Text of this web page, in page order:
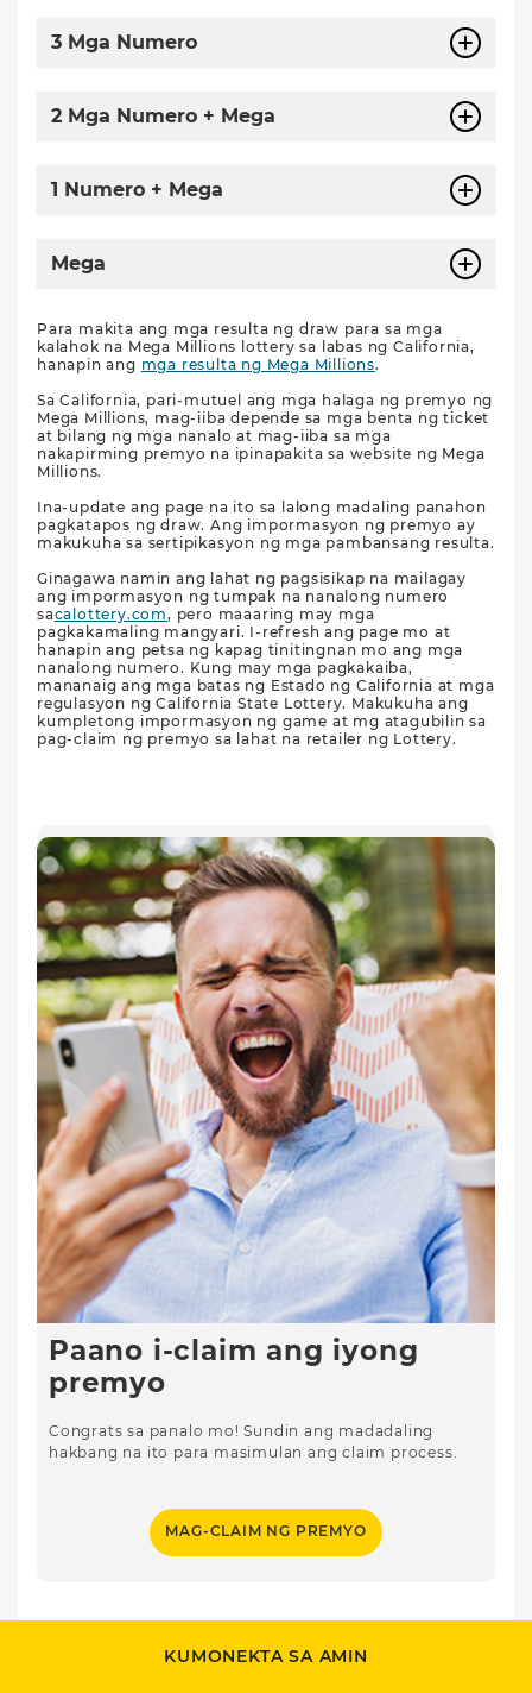
3 Mga Numero
2 Mga Numero + Mega
1 Numero + Mega
Mega
Para makita ang mga resulta ng draw para sa mga
kalahok na Mega Millions lottery sa labas ng California,
hanapin ang mga resulta ng Mega Millions.
Sa California, pari-mutuel ang mga halaga ng premyo ng
Mega Millions, mag-iiba depende sa mga benta ng ticket
at bilang ng mga nanalo at mag-iiba sa mga
nakapirming premyo na ipinapakita sa website ng Mega
Millions.
Ina-update ang page na ito sa lalong madaling panahon
pagkatapos ng draw. Ang impormasyon ng premyo ay
makukuha sa sertipikasyon ng mga pambansang resulta.
Ginagawa namin ang lahat ng pagsisikap na mailagay
ang impormasyon ng tumpak na nanalong numero
sacalottery.com, pero maaaring may mga
pagkakamaling mangyari. I-refresh ang page mo at
hanapin ang petsa ng kapag tinitingnan mo ang mga
nanalong numero. Kung may mga pagkakaiba,
mananaig ang mga batas ng Estado ng California at mga
regulasyon ng California State Lottery. Makukuha ang
kumpletong impormasyon ng game at mg atagubilin sa
pag-claim ng premyo sa lahat na retailer ng Lottery.
Paano i-claim ang iyong
premyo
Congrats sa panalo mo! Sundin ang madadaling
hakbang na ito para masimulan ang claim process.
MAG-CLAIM NG PREMYO
KUMONEKTA SA AMIN